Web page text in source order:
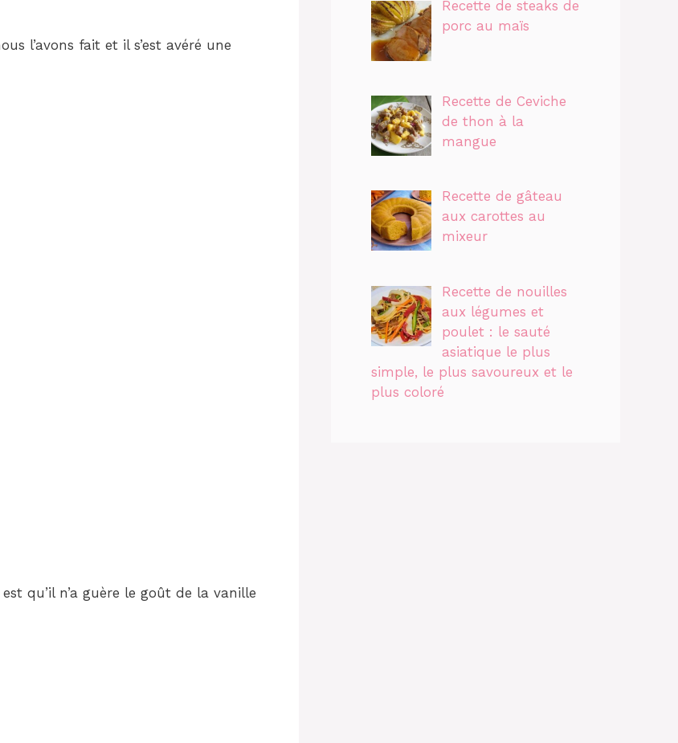
l’avons fait et il s’est avéré une
qu’il n’a guère le goût de la vanille
Recette de steaks de
porc au maïs
Recette de Ceviche
de thon à la
mangue
Recette de gâteau
aux carottes au
mixeur
Recette de nouilles
aux légumes et
poulet : le sauté
asiatique le plus
simple, le plus savoureux et le
plus coloré